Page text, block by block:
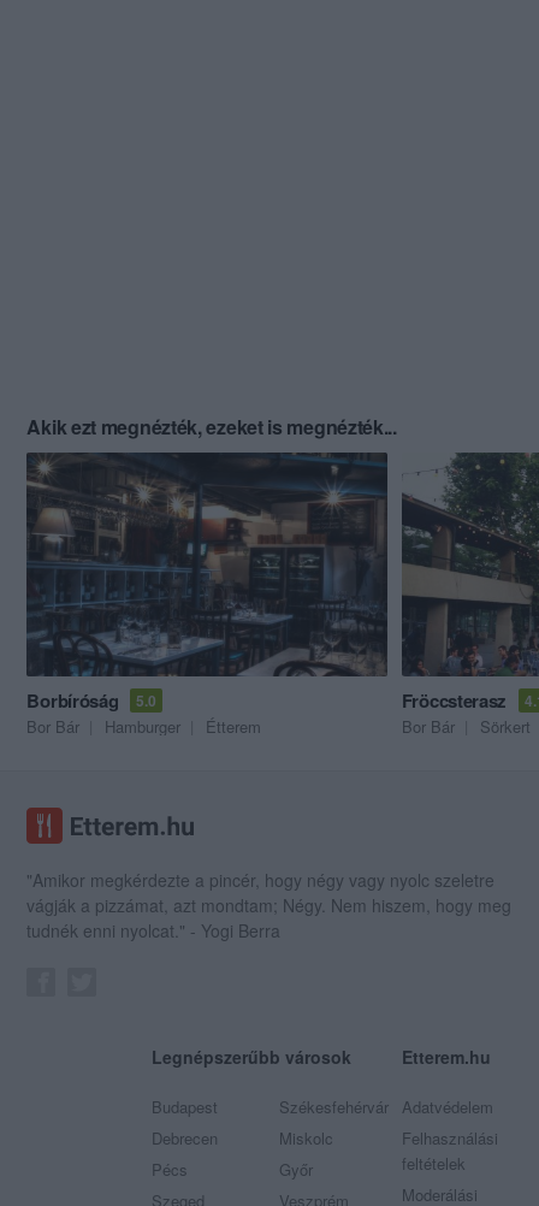
Akik ezt megnézték, ezeket is megnézték...
Borbíróság 5.0
Bor Bár Hamburger Étterem
Fröccsterasz
Bor Bár Sörkert
"Amikor megkérdezte a pincér, hogy négy vagy nyolc szeletre
vágják a pizzámat, azt mondtam; Négy. Nem hiszem, hogy meg
tudnék enni nyolcat." - Yogi Berra
Legnépszerűbb városok
Budapest
Debrecen
Pécs
Szeged
Székesfehérvár
Miskolc
Győr
Veszprém
Etterem.hu
Adatvédelem
Felhasználási
feltételek
Moderálási